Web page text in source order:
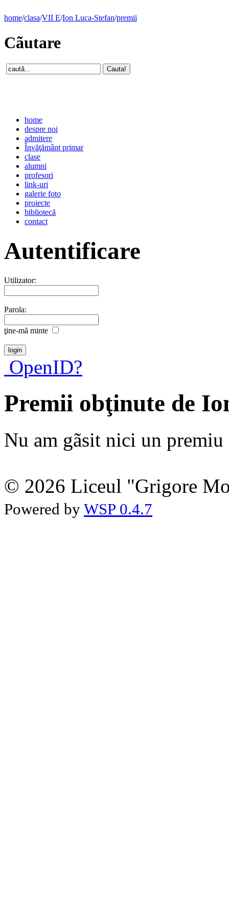
home/clasa/VII E/Ion Luca-Stefan/premii
Cãutare
home
despre noi
admitere
Învăţământ primar
clase
alumni
profesori
link-uri
galerie foto
proiecte
bibliotecă
contact
Autentificare
Utilizator:
Parola:
ţine-mã minte
OpenID?
Premii obţinute de
Nu am gãsit nici un premiu
© 2026 Liceul "Grigore
Powered by WSP 0.4.7